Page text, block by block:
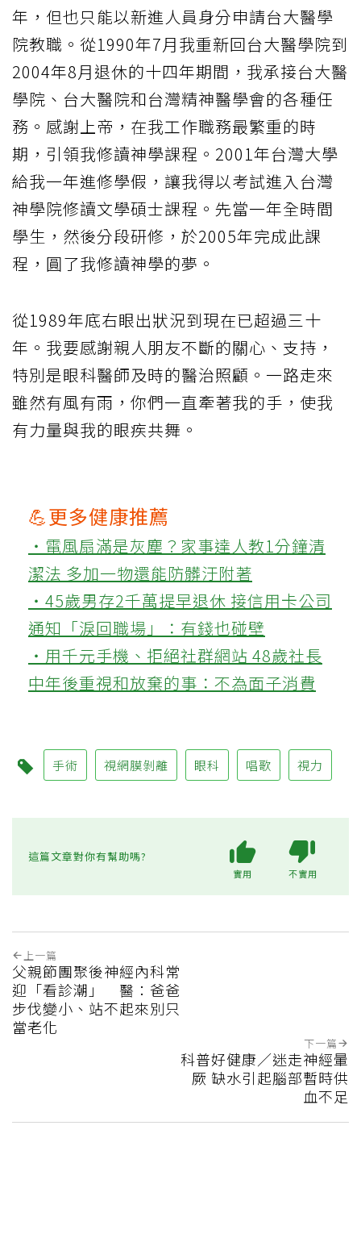
年，但也只能以新進人員身分申請台大醫學
院教職。從1990年7月我重新回台大醫學院到
2004年8月退休的十四年期間，我承接台大醫
學院、台大醫院和台灣精神醫學會的各種任
務。感謝上帝，在我工作職務最繁重的時
期，引領我修讀神學課程。2001年台灣大學
給我一年進修學假，讓我得以考試進入台灣
神學院修讀文學碩士課程。先當一年全時間
學生，然後分段研修，於2005年完成此課
程，圓了我修讀神學的夢。
從1989年底右眼出狀況到現在已超過三十
年。我要感謝親人朋友不斷的關心、支持，
特別是眼科醫師及時的醫治照顧。一路走來
雖然有風有雨，你們一直牽著我的手，使我
有力量與我的眼疾共舞。
💪更多健康推薦
‧電風扇滿是灰塵？家事達人教1分鐘清
潔法 多加一物還能防髒汙附著
‧45歲男存2千萬提早退休 接信用卡公司
通知「淚回職場」：有錢也碰壁
‧用千元手機、拒絕社群網站 48歲社長
中年後重視和放棄的事：不為面子消費
手術 視網膜剝離 眼科 唱歌 視力
這篇文章對你有幫助嗎?
實用 不實用
上一篇
父親節團聚後神經內科常
迎「看診潮」 醫：爸爸
步伐變小、站不起來別只
當老化
下一篇
科普好健康／迷走神經暈
厥 缺水引起腦部暫時供
血不足